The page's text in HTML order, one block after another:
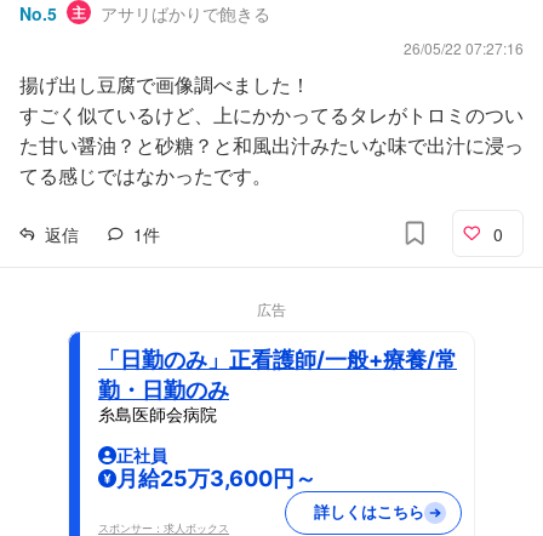
No.5 主 アサリばかりで飽きる
26/05/22 07:27:16
揚げ出し豆腐で画像調べました！
すごく似ているけど、上にかかってるタレがトロミのつい
た甘い醤油？と砂糖？と和風出汁みたいな味で出汁に浸っ
てる感じではなかったです。
返信 1件 0
広告
「日勤のみ」正看護師/一般+療養/常
勤・日勤のみ
糸島医師会病院
正社員
月給25万3,600円～
スポンサー：求人ボックス
詳しくはこちら